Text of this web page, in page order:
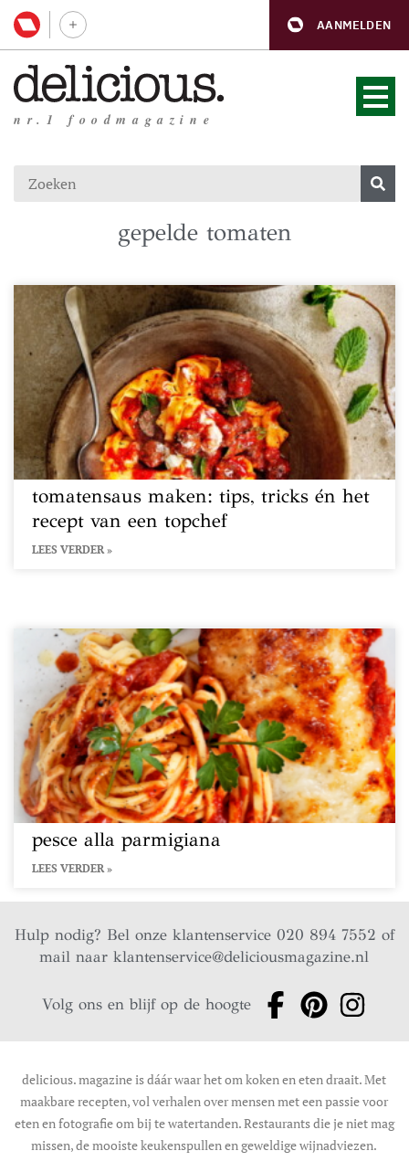
AANMELDEN
nr.1 foodmagazine
gepelde tomaten
tomatensaus maken: tips, tricks én het
recept van een topchef
LEES VERDER »
pesce alla parmigiana
LEES VERDER »
Hulp nodig? Bel onze klantenservice 020 894 7552 of
mail naarklantenservice@deliciousmagazine.nl
Volg ons en blijf op de hoogte
delicious. magazine is dáár waar het om koken en eten draait. Met
maakbare recepten, vol verhalen over mensen met een passie voor
eten en fotografie om bij te watertanden. Restaurants die je niet mag
missen, de mooiste keukenspullen en geweldige wijnadviezen.